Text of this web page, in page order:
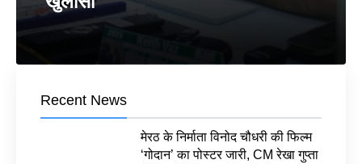
Recent News
मेरठ के निर्माता विनोद चौधरी की फिल्म
‘गोदान’ का पोस्टर जारी, CM रेखा गुप्ता